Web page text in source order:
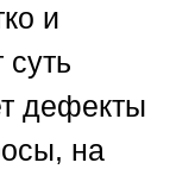
и
дефекты
на